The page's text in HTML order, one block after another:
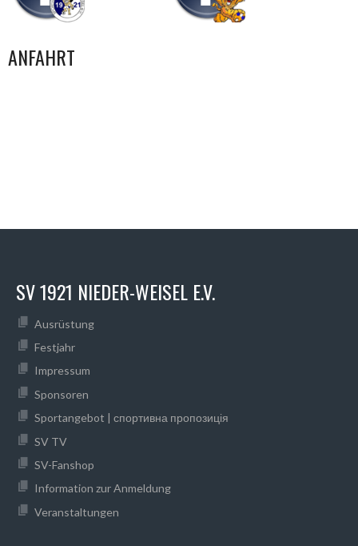
ANFAHRT
SV 1921 NIEDER-WEISEL E.V.
Ausrüstung
Festjahr
Impressum
Sponsoren
Sportangebot | спортивна пропозиція
SV TV
SV-Fanshop
Information zur Anmeldung
Veranstaltungen